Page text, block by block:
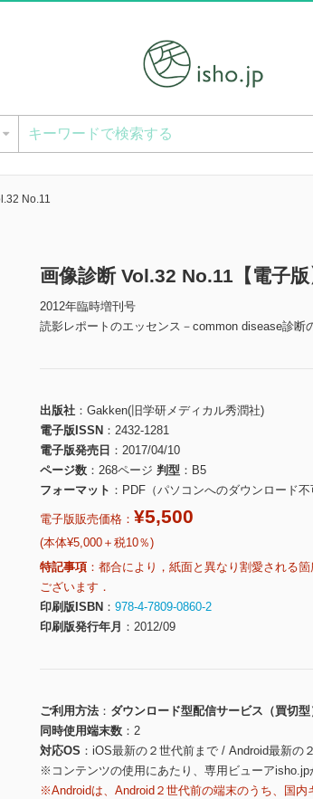
No.11
画像診断 Vol.32 No.11【電子版
2012年臨時増刊号
読影レポートのエッセンス－common disease診断
出版社
Gakken(旧学研メディカル秀潤社)
電子版ISSN
2432-1281
電子版発売日
2017/04/10
ページ数
268ページ 判型
B5
フォーマット
PDF（パソコンへのダウンロード不
電子版販売価格： ¥5,500
(本体¥5,000＋税10％)
特記事項
都合により，紙面と異なり割愛される
ございます．
印刷版ISBN
978-4-7809-0860-2
印刷版発行年月
2012/09
ご利用方法
ダウンロード型配信サービス（買切型
同時使用端末数
2
対応OS
iOS最新の２世代前まで / Android最新の
※コンテンツの使用にあたり、専用ビューアisho.jp
※Androidは、Android２世代前の端末のうち、国内